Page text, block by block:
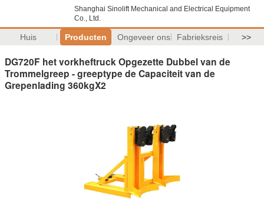
Shanghai Sinolift Mechanical and Electrical Equipment
Co., Ltd.
Huis Producten Ongeveer ons Fabrieksreis >>
DG720F het vorkheftruck Opgezette Dubbel van de
Trommelgreep - greeptype de Capaciteit van de
Grepenlading 360kgX2